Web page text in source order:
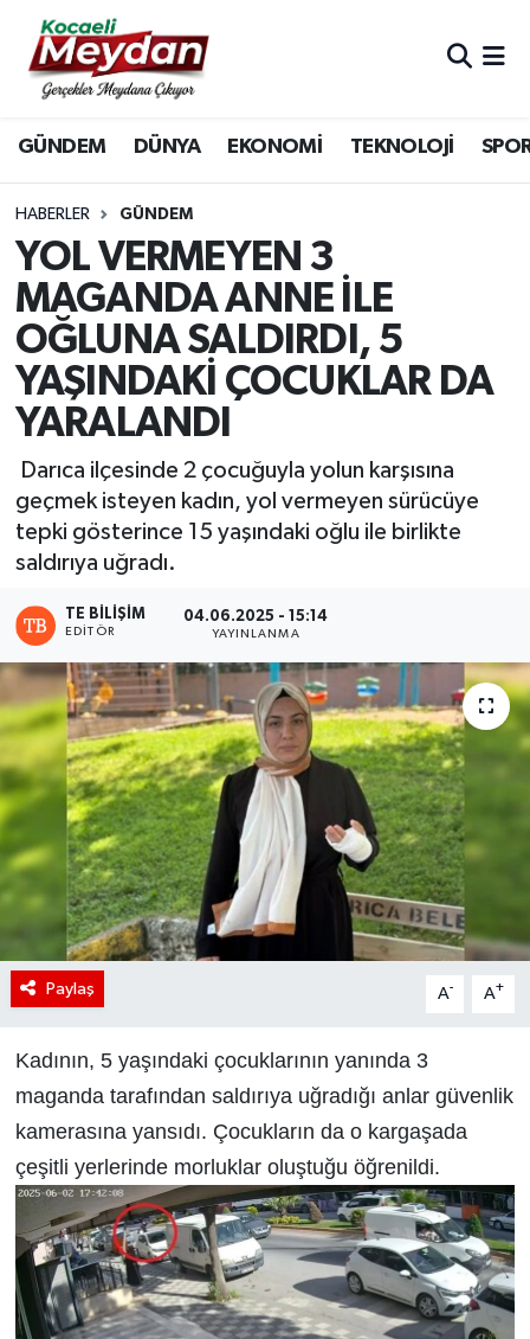
GÜNDEM DÜNYA EKONOMİ TEKNOLOJİ
HABERLER GÜNDEM
YOL VERMEYEN 3
MAGANDA ANNE İLE
OĞLUNA SALDIRDI, 5
YAŞINDAKİ ÇOCUKLAR DA
YARALANDI
Darıca ilçesinde 2 çocuğuyla yolun karşısına
geçmek isteyen kadın, yol vermeyen sürücüye
tepki gösterince 15 yaşındaki oğlu ile birlikte
saldırıya uğradı.
TE BILIŞIM
EDITÖR
04.06.2025 - 15:14
YAYINLANMA
Paylaş A- A+
Kadının, 5 yaşındaki çocuklarının yanında 3
maganda tarafından saldırıya uğradığı anlar güvenlik
kamerasına yansıdı. Çocukların da o kargaşada
çeşitli yerlerinde morluklar oluştuğu öğrenildi.
Nöbetçi Eczaneler
Hava Durumu
Trafik Durumu
Süper Lig Puan Durumu ve Fikstür
Tüm Manşetler
Son Dakika Haberleri